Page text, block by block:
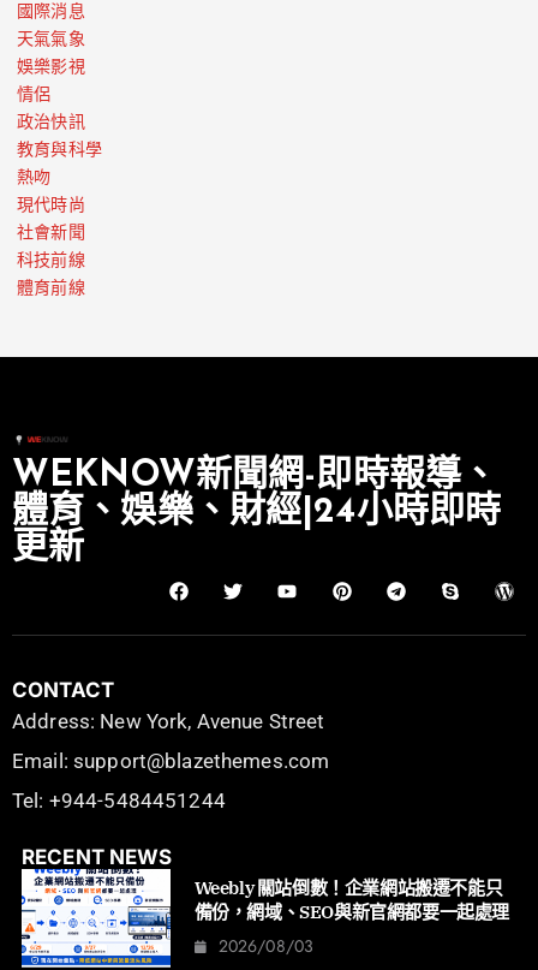
國際消息
天氣氣象
娛樂影視
情侶
政治快訊
教育與科學
熱吻
現代時尚
社會新聞
科技前線
體育前線
WEKNOW新聞網-即時報導、
體育、娛樂、財經|24小時即時
更新
CONTACT
Address: New York, Avenue Street
Email: support@blazethemes.com
Tel: +944-5484451244
RECENT NEWS
Weebly 關站倒數！企業網站搬遷不能只
備份，網域、SEO與新官網都要一起處理
2026/08/03